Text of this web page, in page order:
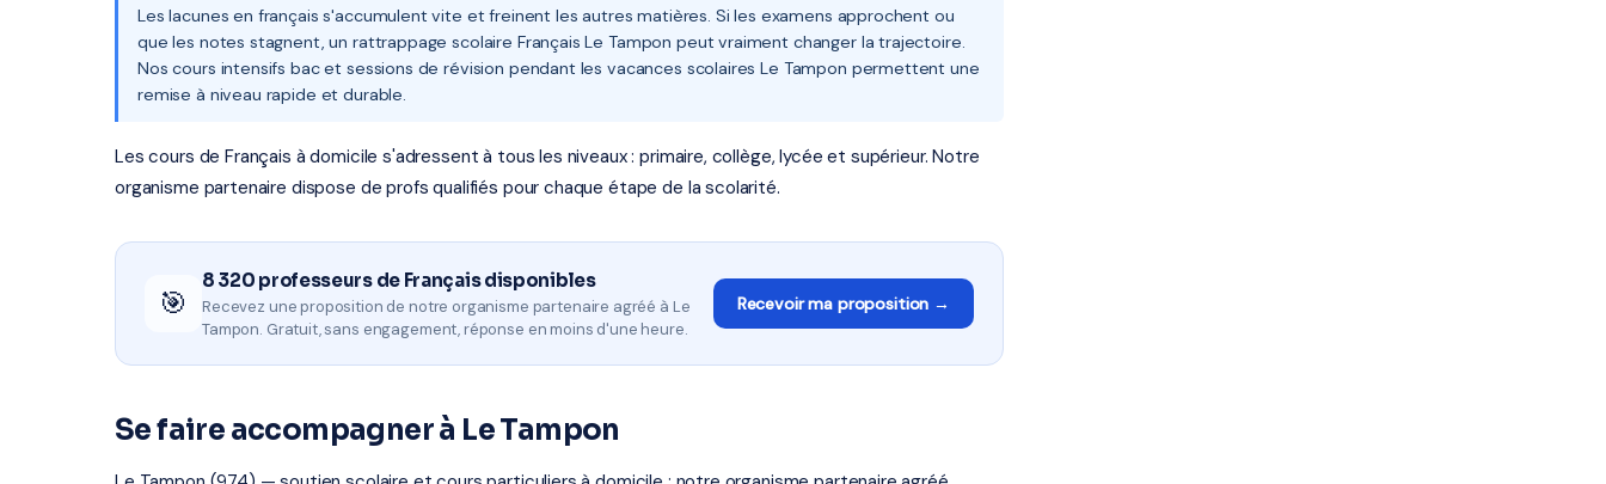
Les lacunes en français s'accumulent vite et freinent les autres matières. Si les examens approchent ou
que les notes stagnent, un rattrappage scolaire Français Le Tampon peut vraiment changer la trajectoire.
Nos cours intensifs bac et sessions de révision pendant les vacances scolaires Le Tampon permettent une
remise à niveau rapide et durable.
Les cours de Français à domicile s'adressent à tous les niveaux : primaire, collège, lycée et supérieur. Notre
organisme partenaire dispose de profs qualifiés pour chaque étape de la scolarité.
🎯
8 320 professeurs de Français disponibles
Recevez une proposition de notre organisme partenaire agréé à Le
Tampon. Gratuit, sans engagement, réponse en moins d'une heure.
Recevoir ma proposition →
Se faire accompagner à Le Tampon